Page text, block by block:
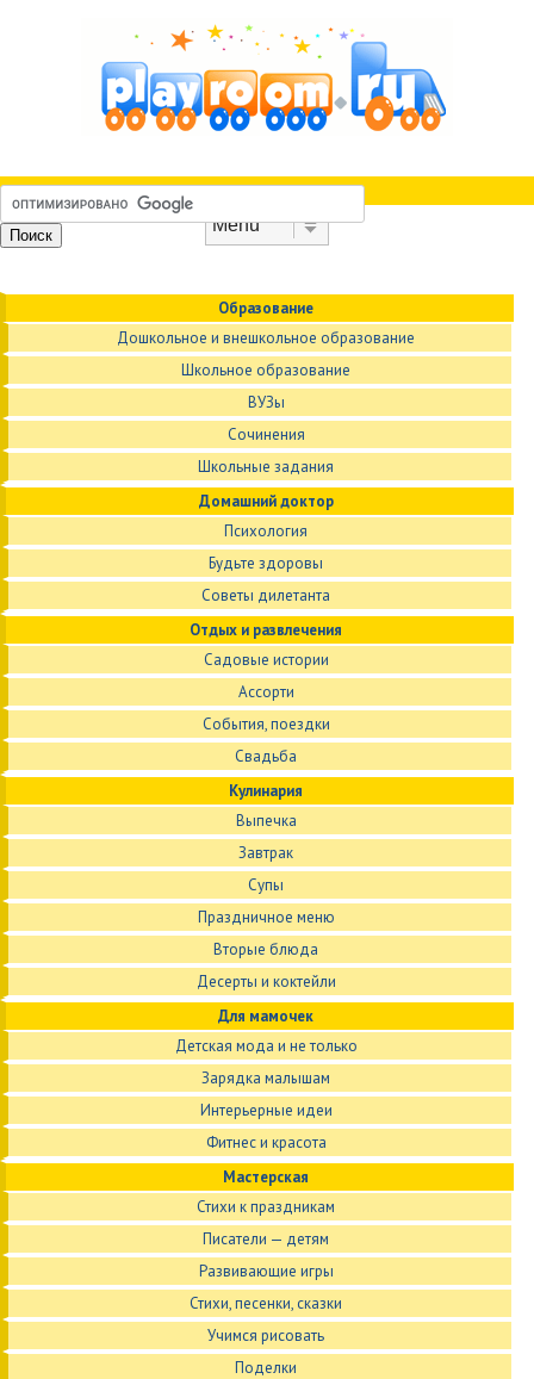
Образование
Дошкольное и внешкольное образование
Школьное образование
ВУЗы
Сочинения
Школьные задания
Домашний доктор
Психология
Будьте здоровы
Советы дилетанта
Отдых и развлечения
Садовые истории
Ассорти
События, поездки
Свадьба
Кулинария
Выпечка
Завтрак
Супы
Праздничное меню
Вторые блюда
Десерты и коктейли
Для мамочек
Детская мода и не только
Зарядка малышам
Интерьерные идеи
Фитнес и красота
Мастерская
Стихи к праздникам
Писатели — детям
Развивающие игры
Стихи, песенки, сказки
Учимся рисовать
Поделки